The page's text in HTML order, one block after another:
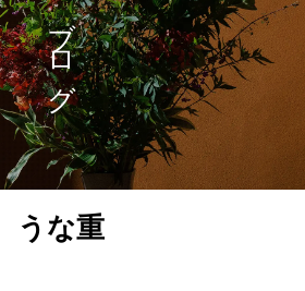
ブログ
うな重